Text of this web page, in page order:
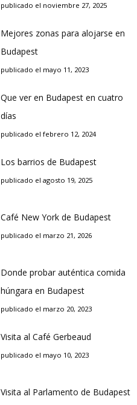
publicado el noviembre 27, 2025
Mejores zonas para alojarse en
Budapest
publicado el mayo 11, 2023
Que ver en Budapest en cuatro
días
publicado el febrero 12, 2024
Los barrios de Budapest
publicado el agosto 19, 2025
Café New York de Budapest
publicado el marzo 21, 2026
Donde probar auténtica comida
húngara en Budapest
publicado el marzo 20, 2023
Visita al Café Gerbeaud
publicado el mayo 10, 2023
Visita al Parlamento de Budapest